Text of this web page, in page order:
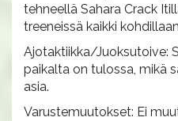
tehneellä Sahara Crack
treeneissä kaikki
Ajotaktiikka/Juoksutoive:
paikalta on tulossa, mikä
asia.
Varustemuutokset: Ei